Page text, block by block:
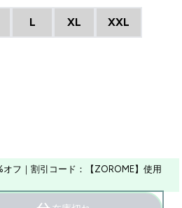
L XL XXL
フ｜割引コード：【ZOROME】使用